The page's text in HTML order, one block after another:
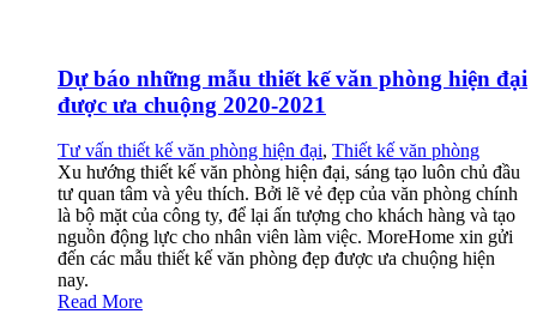
Dự báo những mẫu thiết kế văn phòng hiện đại
được ưa chuộng 2020-2021
Tư vấn thiết kế văn phòng hiện đại, Thiết kế văn phòng
Xu hướng thiết kế văn phòng hiện đại, sáng tạo luôn chủ đầu
tư quan tâm và yêu thích. Bởi lẽ vẻ đẹp của văn phòng chính
là bộ mặt của công ty, để lại ấn tượng cho khách hàng và tạo
nguồn động lực cho nhân viên làm việc. MoreHome xin gửi
đến các mẫu thiết kế văn phòng đẹp được ưa chuộng hiện
nay.
Read More